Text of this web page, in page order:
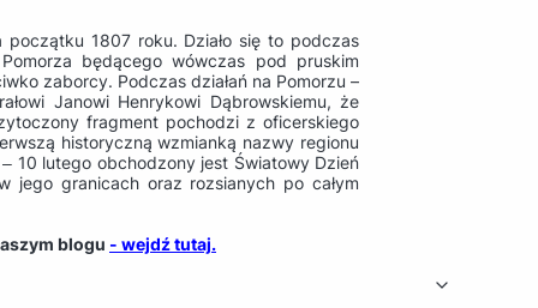
początku 1807 roku. Działo się to podczas
będącego wówczas pod pruskim
zaborcy. Podczas działań na Pomorzu –
Janowi Henrykowi Dąbrowskiemu, że
fragment pochodzi z oficerskiego
historyczną wzmianką nazwy regionu
10 lutego obchodzony jest Światowy Dzień
jego granicach oraz rozsianych po całym
blogu - wejdź tutaj.